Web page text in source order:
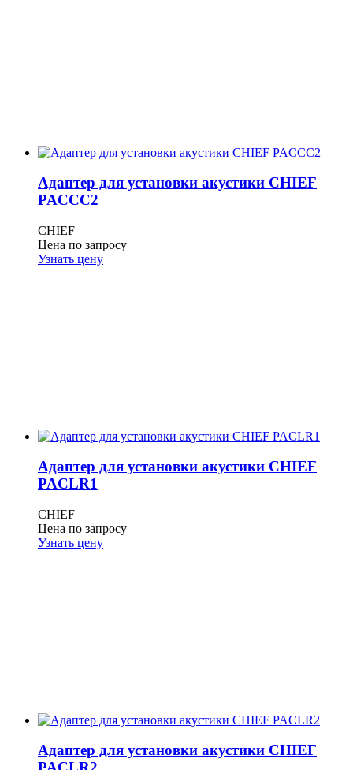
Адаптер для установки акустики CHIEF
PACCC2
CHIEF
Цена по запросу
Узнать цену
Адаптер для установки акустики CHIEF
PACLR1
CHIEF
Цена по запросу
Узнать цену
Адаптер для установки акустики CHIEF